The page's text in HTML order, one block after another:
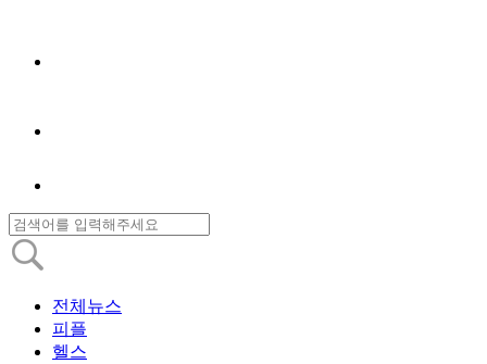
전체뉴스
피플
헬스